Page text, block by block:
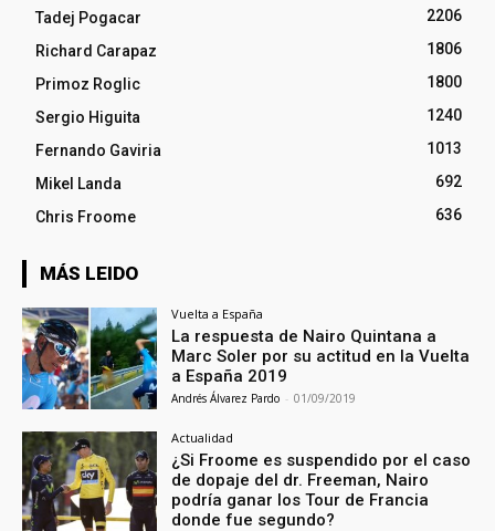
Tadej Pogacar
2206
Richard Carapaz
1806
Primoz Roglic
1800
Sergio Higuita
1240
Fernando Gaviria
1013
Mikel Landa
692
Chris Froome
636
MÁS LEIDO
Vuelta a España
La respuesta de Nairo Quintana a
Marc Soler por su actitud en la Vuelta
a España 2019
Andrés Álvarez Pardo - 01/09/2019
Actualidad
¿Si Froome es suspendido por el caso
de dopaje del dr. Freeman, Nairo
podría ganar los Tour de Francia
donde fue segundo?